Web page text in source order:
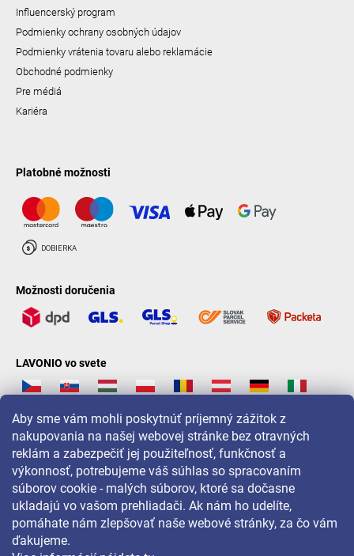
Aby sme vám mohli poskytnúť príjemný zážitok z
nakupovania na našej webovej stránke bez otravných
reklám a zabezpečiť jej použiteľnosť, funkčnosť a
výkonnosť, potrebujeme váš súhlas so spracovaním
súborov cookie - malých súborov, ktoré sa dočasne
ukladajú vo vašom prehliadači. Ak nám ho udelíte,
pomáhate nám zlepšovať naše webové stránky, za čo vám
ďakujeme.
Influencerský program
Podmienky ochrany osobných údajov
Podmienky vrátenia tovaru alebo reklamácie
Obchodné podmienky
Pre médiá
Kariéra
Platobné možnosti
Možnosti doručenia
LAVONIO vo svete
Pre akcie, súťaže a zľavy nás sledujte na: